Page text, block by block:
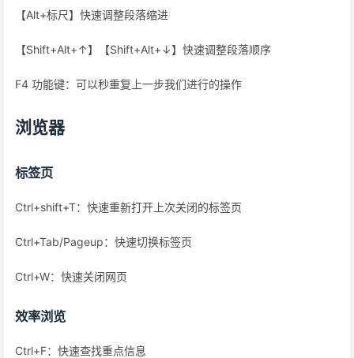
【Alt+标尺】快速调整段落缩进
【Shift+Alt+↑】【Shift+Alt+↓】快速调整段落顺序
F4 功能键：可以秒重复上一步我们进行的操作
浏览器
标签页
Ctrl+shift+T：快速重新打开上次关闭的标签页
Ctrl+Tab/Pageup：快速切换标签页
Ctrl+W：快速关闭网页
效率浏览
Ctrl+F：快速查找重点信息